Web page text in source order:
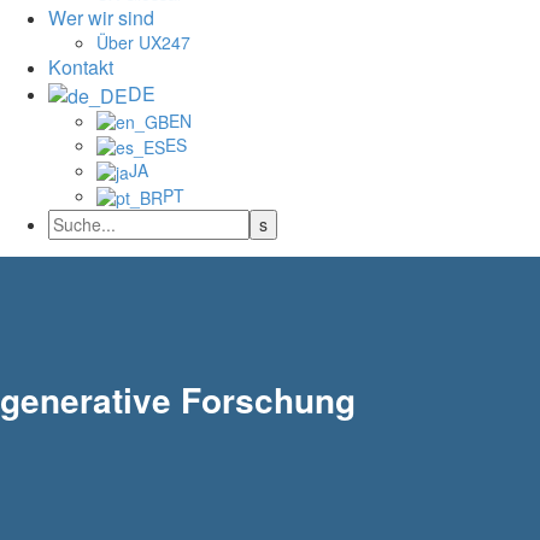
Wer wir sind
Über UX247
Kontakt
DE
EN
ES
JA
PT
generative Forschung